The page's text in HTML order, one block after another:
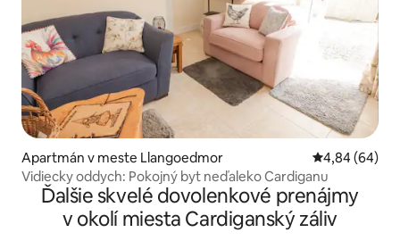
Apartmán v meste Llangoedmor Priemerné
4,84 (64)
Vidiecky oddych: Pokojný byt neďaleko Cardiganu
Ďalšie skvelé dovolenkové prenájmy
v okolí miesta Cardiganský záliv